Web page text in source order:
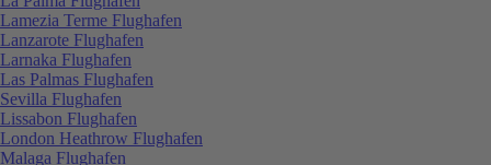
Lamezia Terme Flughafen
Lanzarote Flughafen
Larnaka Flughafen
Las Palmas Flughafen
Sevilla Flughafen
Lissabon Flughafen
London Heathrow Flughafen
Malaga Flughafen